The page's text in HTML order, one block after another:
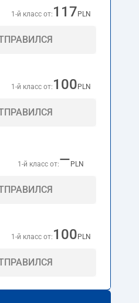
1-й класс от: 117 PLN
1-й класс от: 100 PLN
1-й класс от:— PLN
1-й класс от: 100 PLN